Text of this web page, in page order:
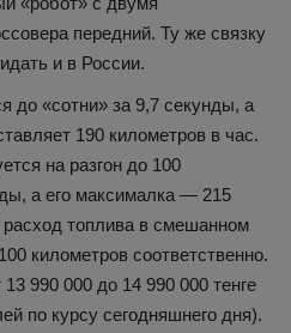
передний. Ту же связку
и в России.
до «сотни» за 9,7 секунды, а
190 километров в час.
на разгон до 100
а его максималка — 215
топлива в смешанном
километров соответственно.
990 000 до 14 990 000 тенге
по курсу сегодняшнего дня).